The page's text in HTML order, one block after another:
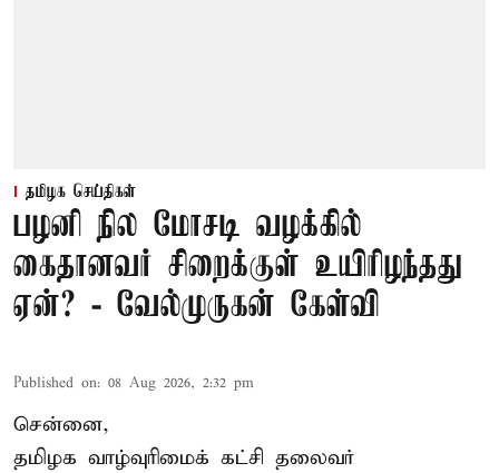
தமிழக செய்திகள்
பழனி நில மோசடி வழக்கில்
கைதானவர் சிறைக்குள் உயிரிழந்தது
ஏன்? - வேல்முருகன் கேள்வி
Published on: 08 Aug 2026, 2:32 pm
சென்னை,
தமிழக வாழ்வுரிமைக் கட்சி தலைவர்